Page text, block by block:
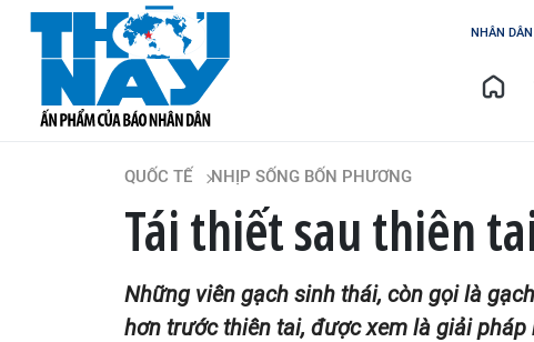
NHÂN
QUỐC TẾ NHỊP SỐNG BỐN PHƯƠNG
Tái thiết sau thiên
Những viên gạch sinh thái, còn gọi là
hơn trước thiên tai, được xem là giải